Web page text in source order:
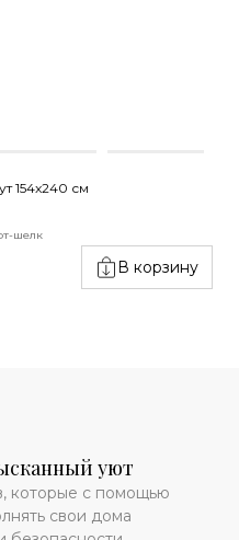
154x240 см
шелк
В корзину
уют
которые с помощью
свои дома